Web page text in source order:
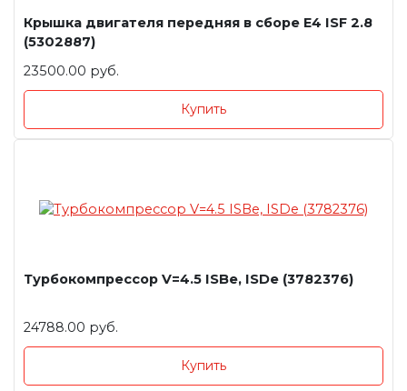
Крышка двигателя передняя в сборе E4 ISF 2.8
(5302887)
23500.00 руб.
Купить
Турбокомпрессор V=4.5 ISBe, ISDe (3782376)
24788.00 руб.
Купить